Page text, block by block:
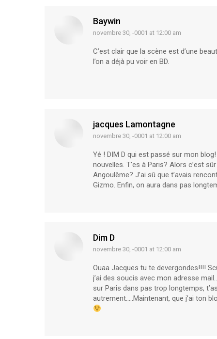
Baywin
says:
novembre 30, -0001 at 12:00 am
C’est clair que la scène est d’une
l’on a déjà pu voir en BD.
jacques Lamontagne
says:
novembre 30, -0001 at 12:00 am
Yé ! DIM D qui est passé sur mon
nouvelles. T’es à Paris? Alors c’est
Angoulême? J’ai sû que t’avais
Gizmo. Enfin, on aura dans pas
Dim D
says:
novembre 30, -0001 at 12:00 am
Ouaa Jacques tu te devergondes!!!!
j’ai des soucis avec mon adresse
sur Paris dans pas trop longtemps,
autrement…..Maintenant, que j’ai ton